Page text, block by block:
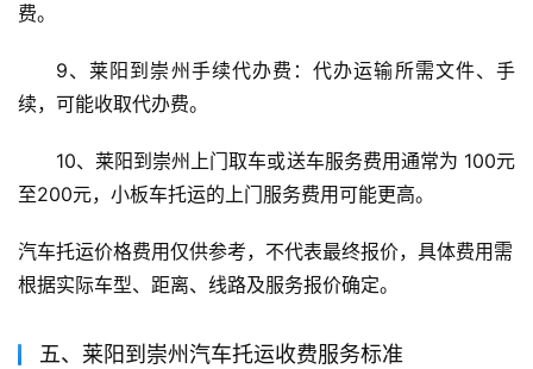
费。
9、莱阳到崇州手续代办费：代办运输所需文件、手
续，可能收取代办费。
10、莱阳到崇州上门取车或送车服务费用通常为 100元
至200元，小板车托运的上门服务费用可能更高。
汽车托运价格费用仅供参考，不代表最终报价，具体费用需
根据实际车型、距离、线路及服务报价确定。
五、莱阳到崇州汽车托运收费服务标准